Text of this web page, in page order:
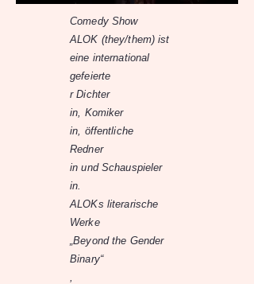
Comedy Show
ALOK (they/them) ist
eine international
gefeierte
r Dichter
in, Komiker
in, öffentliche
Redner
in und Schauspieler
in.
ALOKs literarische
Werke
„Beyond the Gender
Binary“
,